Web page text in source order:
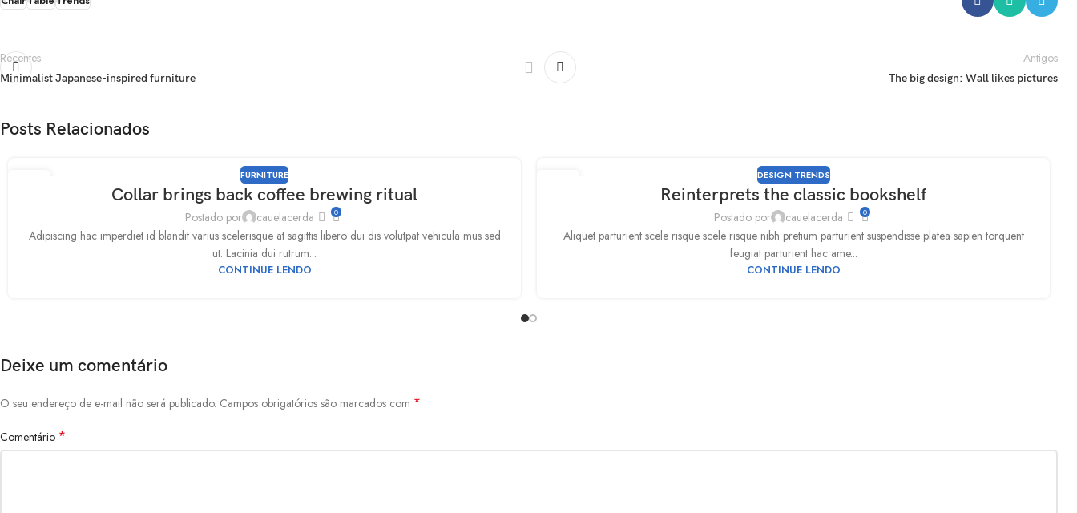
Recentes
Minimalist Japanese-inspired furniture
Antigos
The big design: Wall likes pictures
Posts Relacionados
FURNITURE
Collar brings back coffee brewing ritual
Postado por cauelacerda 0
Adipiscing hac imperdiet id blandit varius scelerisque at sagittis libero dui dis volutpat vehicula mus sed
ut. Lacinia dui rutrum...
CONTINUE LENDO
DESIGN TRENDS
Reinterprets the classic bookshelf
Postado por cauelacerda 0
Aliquet parturient scele risque scele risque nibh pretium parturient suspendisse platea sapien torquent
feugiat parturient hac ame...
CONTINUE LENDO
Deixe um comentário
O seu endereço de e-mail não será publicado. Campos obrigatórios são marcados com *
Comentário *